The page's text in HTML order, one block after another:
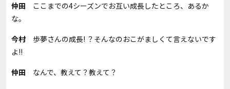
仲田 ここまでの4シーズンでお互い成長したところ、あるか
な。
今村歩夢さんの成長! ？そんなのおこがましくて言えないです
よ!!
仲田 なんで、教えて？教えて？